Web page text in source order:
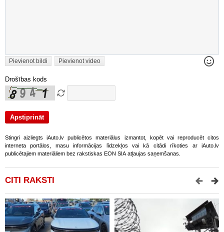
Pievienot bildi Pievienot video
Drošības kods
Stingri aizliegts iAuto.lv publicētos materiālus izmantot, kopēt vai reproducēt citos
interneta portālos, masu informācijas līdzekļos vai kā citādi rīkoties ar iAuto.lv
publicētajiem materiāliem bez rakstiskas EON SIA atļaujas saņemšanas.
CITI RAKSTI